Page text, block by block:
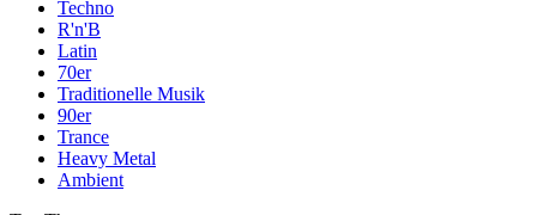
Techno
R'n'B
Latin
70er
Traditionelle Musik
90er
Trance
Heavy Metal
Ambient